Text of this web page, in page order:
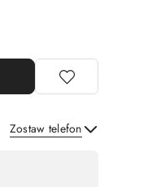
Zostaw telefon